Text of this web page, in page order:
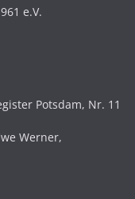
e.V.
Potsdam, Nr. 11
Werner,